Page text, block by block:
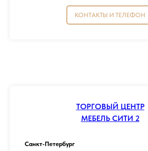
КОНТАКТЫ И ТЕЛЕФОН
ТОРГОВЫЙ ЦЕНТР
МЕБЕЛЬ СИТИ 2
Санкт-Петербург